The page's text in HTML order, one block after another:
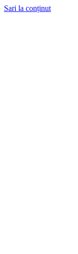
Sari la conținut